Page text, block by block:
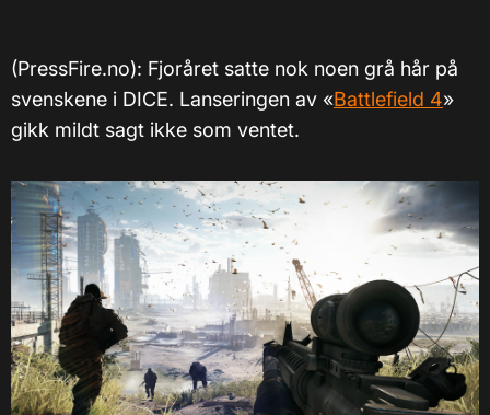
(PressFire.no): Fjoråret satte nok noen grå hår på
svenskene i DICE. Lanseringen av «Battlefield 4»
gikk mildt sagt ikke som ventet.